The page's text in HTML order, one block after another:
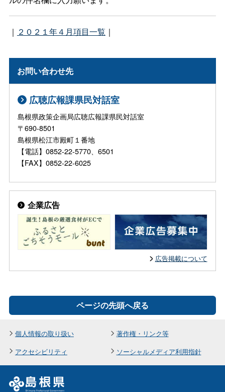
｜ ２０２１年４月項目一覧 ｜
お問い合わせ先
広聴広報課県民対話室
島根県政策企画局広聴広報課県民対話室
〒690-8501
島根県松江市殿町１番地
【電話】0852-22-5770、6501
【FAX】0852-22-6025
企業広告
広告掲載について
ページの先頭へ戻る
個人情報の取り扱い
著作権・リンク等
アクセシビリティ
ソーシャルメディア利用指針